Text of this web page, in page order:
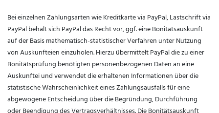
Bei einzelnen Zahlungsarten wie Kreditkarte via PayPal, Lastschrift via
PayPal behält sich PayPal das Recht vor, ggf. eine Bonitätsauskunft
auf der Basis mathematisch-statistischer Verfahren unter Nutzung
von Auskunfteien einzuholen. Hierzu übermittelt PayPal die zu einer
Bonitätsprüfung benötigten personenbezogenen Daten an eine
Auskunftei und verwendet die erhaltenen Informationen über die
statistische Wahrscheinlichkeit eines Zahlungsausfalls für eine
abgewogene Entscheidung über die Begründung, Durchführung